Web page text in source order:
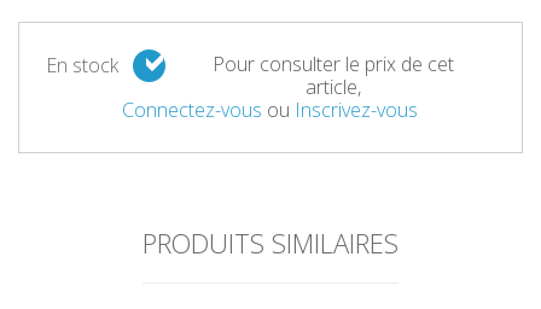
En stock
Pour consulter le prix de cet
article,
Connectez-vous ou Inscrivez-vous
PRODUITS SIMILAIRES